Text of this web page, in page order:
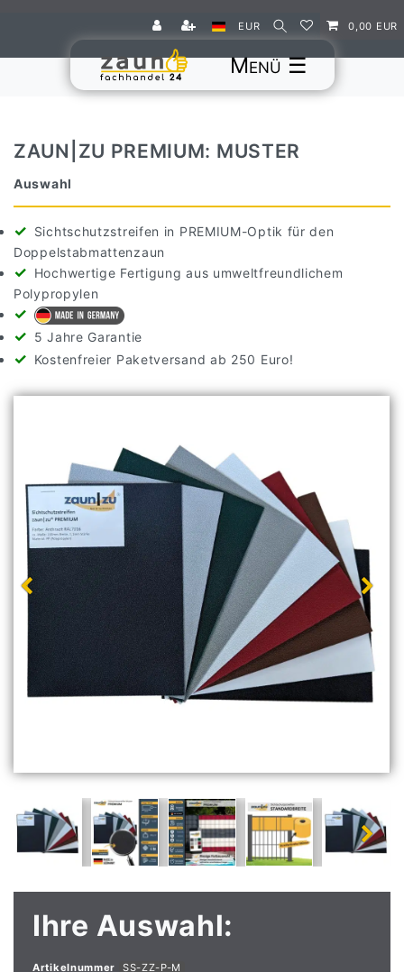
EUR 0,00 EUR
☰
ZAUN|ZU PREMIUM: MUSTER
Auswahl
Sichtschutzstreifen in PREMIUM-Optik für den
Doppelstabmattenzaun
Hochwertige Fertigung aus umweltfreundlichem
Polypropylen
5 Jahre Garantie
Kostenfreier Paketversand ab 250 Euro!
Ihre Auswahl:
Artikelnummer SS-ZZ-P-M